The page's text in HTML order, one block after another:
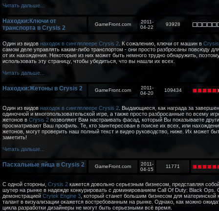
Читать дальше...
Находки:Ключи от
транспорта в Crysis 2
GameFront.com
2011-
04-22
93928
Один из видов находок в синглплеере Crysis 2 . К сожалению, ключи от машин в
самом деле управлять каким-либо транспортом - они просто разбросаны повсюду
от их нахождения. Некоторые из них может быть немного трудно обнаружить,
использовать эту страницу, чтобы убедиться, что вы нашли их всех.
Читать дальше...
Находки:Жетоны в Crysis 2 GameFront.com
2011-
04-20
109434
Один из видов находок в синглплеере Crysis 2 . Выдающиеся, как награда за
одиночной и многопользовательской игре, а также просто разбросанные по всему
жетонов в Crysis 2 позволяют Вам настраивать фасад, который Вы показываете
просматривают Ваш профиль. Те, кто заинтересован в поиске их всех, или
жетонов, могут проверить наш полный текст и видео руководство, ниже. Их может
заметить!
Читать дальше...
Пасхальные яйца в Crysis 2 GameFront.com
2011-
04-15
11771
С одной стороны, Crysis 2 кажется довольно серьезным бизнесом, представляя
шутер на рынке в надежде конкурировать с доминированием Call Of Duty: Black Ops.
демонстрацией Crytek Engine 3 , который станет большим бизнесом для материнской
талант в визуализации окажется востребованным на рынке. Однако, как можно
цикла разработки дизайнеры не могут быть серьезными всё время.